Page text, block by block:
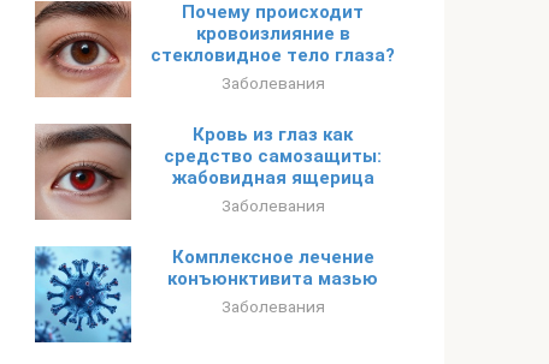
Почему происходит
кровоизлияние в
стекловидное тело глаза?
Заболевания
Кровь из глаз как
средство самозащиты:
жабовидная ящерица
Заболевания
Комплексное лечение
конъюнктивита мазью
Заболевания